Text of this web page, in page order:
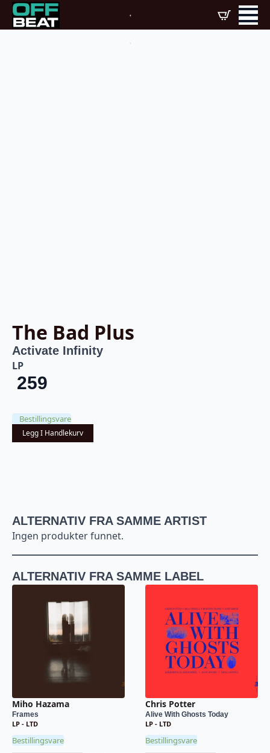
The Bad Plus
Activate Infinity
LP
259
Bestillingsvare
Legg I Handlekurv
ALTERNATIV FRA SAMME ARTIST
Ingen produkter funnet.
ALTERNATIV FRA SAMME LABEL
Miho Hazama
Frames
LP - LTD
Bestillingsvare
Chris Potter
Alive With Ghosts Today
LP - LTD
Bestillingsvare